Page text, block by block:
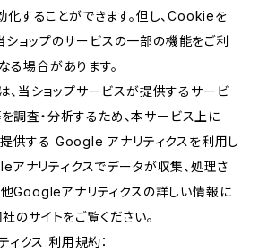
することができます。但し、Cookieを
ショップのサービスの一部の機能をご利
る場合があります。
は、当ショップサービスが提供するサービ
調査・分析するため、本サービス上に
供する Google アナリティクスを利用し
アナリティクスでデータが収集、処理さ
Googleアナリティクスの詳しい情報に
のサイトをご覧ください。
クス 利用規約：